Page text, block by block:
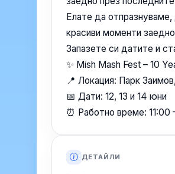
Елате да
красиви моменти
Запазете си датите и
✨ Mish Mash Fest – 10
📍 Локация: Парк
📅 Дати: 12, 13 и 14 юни
⏰ Работно време: 11:00
ДЕТАЙЛИ